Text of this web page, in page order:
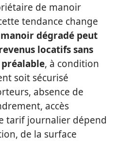
de manoir
tendance change
dégradé peut
locatifs sans
, à condition
soit sécurisé
absence de
accès
tarif journalier dépend
de la surface